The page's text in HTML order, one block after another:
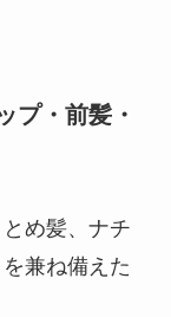
プ・前髪・
め髪、ナチ
兼ね備えた